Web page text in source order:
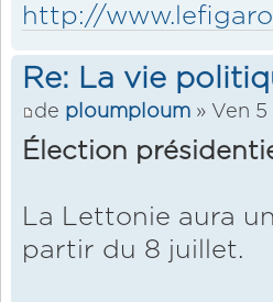
http://
Re: La vie
de ploumploum » Ven 5
Élection
La Lettonie aura
partir du 8 juillet.